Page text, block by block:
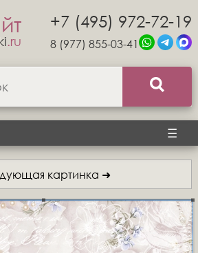
.ru
+7 (495) 972-72-19
8 (977) 855-03-41
☰
картинка ➜